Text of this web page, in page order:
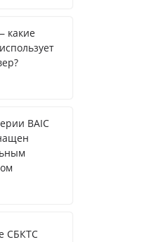
какие
BAIC
СБКТС